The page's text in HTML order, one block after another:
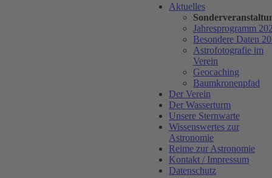
Aktuelles
Jahresprogramm
Besondere Daten
Astrofotografie im
Verein
Geocaching
Baumkronenpfad
Der Verein
Der Wasserturm
Unsere Sternwarte
Wissenswertes zur
Astronomie
Reime zur Astronomie
Kontakt / Impressum
Datenschutz